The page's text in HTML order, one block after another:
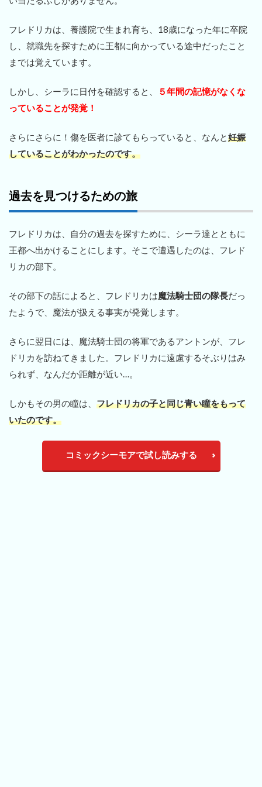
フレドリカは、養護院で生まれ育ち、18歳になった年に卒院
し、就職先を探すために王都に向かっている途中だったこと
までは覚えています。
しかし、シーラに日付を確認すると、
５年間の記憶がなくな
っていることが発覚！
さらにさらに！傷を医者に診てもらっていると、なんと妊娠
していることがわかったのです。
過去を見つけるための旅
フレドリカは、自分の過去を探すために、シーラ達とともに
王都へ出かけることにします。そこで遭遇したのは、フレド
リカの部下。
その部下の話によると、フレドリカは魔法騎士団の隊長だっ
たようで、魔法が扱える事実が発覚します。
さらに翌日には、魔法騎士団の将軍であるアントンが、フレ
ドリカを訪ねてきました。フレドリカに遠慮するそぶりはみ
られず、なんだか距離が近い…。
しかもその男の瞳は、 フレドリカの子と同じ青い瞳をもって
いたのです。
コミックシーモアで試し読みする